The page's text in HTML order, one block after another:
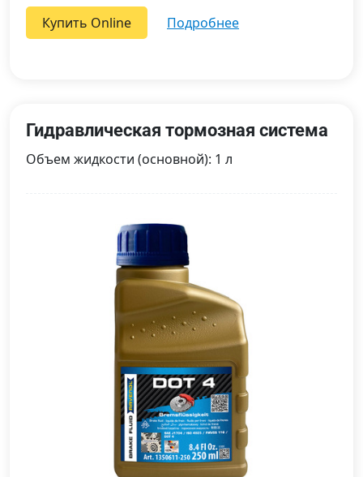
Купить Online подробнее
Гидравлическая тормозная система
Объем жидкости (основной): 1 л